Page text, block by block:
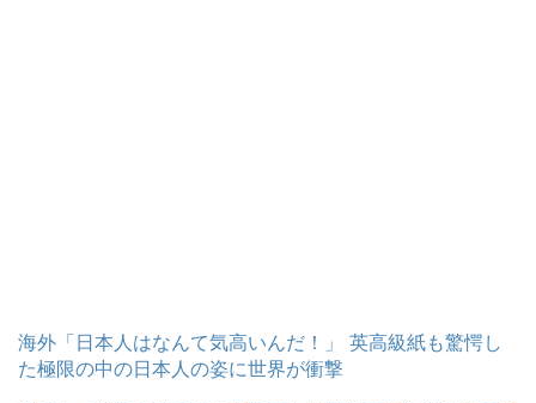
海外「日本人はなんて気高いんだ！」 英高級紙も驚愕し
た極限の中の日本人の姿に世界が衝撃